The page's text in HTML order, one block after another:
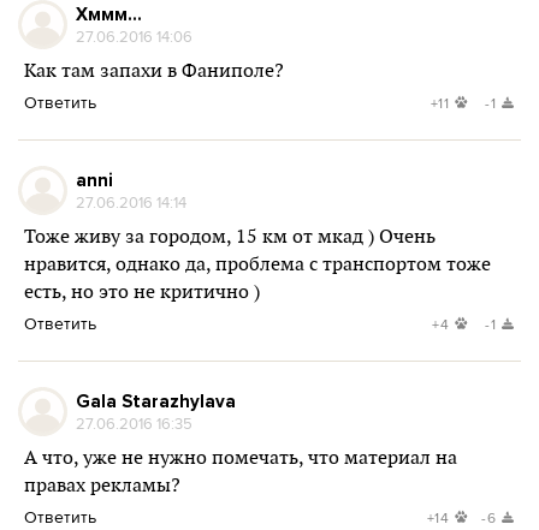
Хммм...
27.06.2016 14:06
Как там запахи в Фаниполе?
Ответить +11 -1
anni
27.06.2016 14:14
Тоже живу за городом, 15 км от мкад ) Очень
нравится, однако да, проблема с транспортом тоже
есть, но это не критично )
Ответить +4 -1
Gala Starazhylava
27.06.2016 16:35
А что, уже не нужно помечать, что материал на
правах рекламы?
Ответить +14 -6